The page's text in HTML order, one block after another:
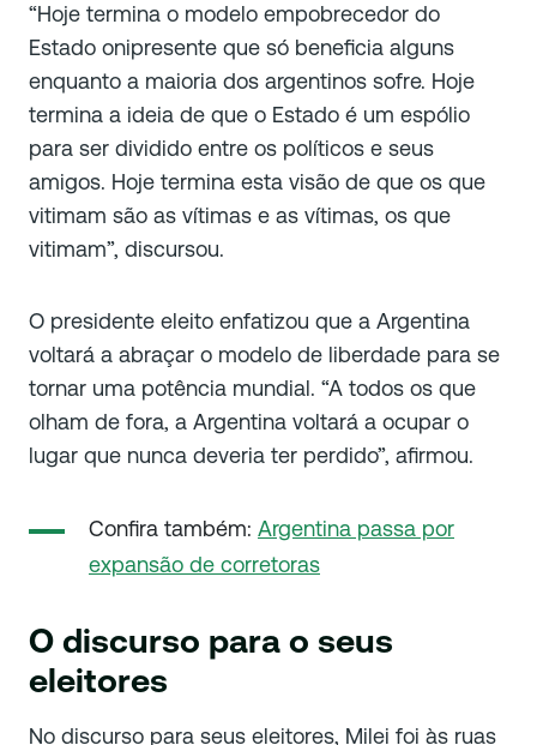
“Hoje termina o modelo empobrecedor do
Estado onipresente que só beneficia alguns
enquanto a maioria dos argentinos sofre. Hoje
termina a ideia de que o Estado é um espólio
para ser dividido entre os políticos e seus
amigos. Hoje termina esta visão de que os que
vitimam são as vítimas e as vítimas, os que
vitimam”, discursou.
O presidente eleito enfatizou que a Argentina
voltará a abraçar o modelo de liberdade para se
tornar uma potência mundial. “A todos os que
olham de fora, a Argentina voltará a ocupar o
lugar que nunca deveria ter perdido”, afirmou.
Confira também: Argentina passa por
expansão de corretoras
O discurso para o seus
eleitores
No discurso para seus eleitores, Milei foi às ruas